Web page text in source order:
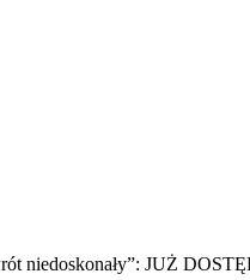
niedoskonały”: JUŻ